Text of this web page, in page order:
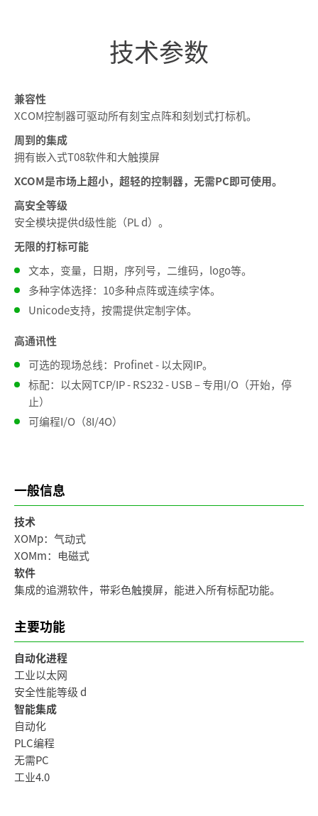
技术参数
兼容性
XCOM控制器可驱动所有刻宝点阵和刻划式打标机。
周到的集成
拥有嵌入式T08软件和大触摸屏
XCOM是市场上超小，超轻的控制器，无需PC即可使用。
高安全等级
安全模块提供d级性能（PL d）。
无限的打标可能
文本，变量，日期，序列号，二维码，logo等。
多种字体选择：10多种点阵或连续字体。
Unicode支持，按需提供定制字体。
高通讯性
可选的现场总线：Profinet - 以太网IP。
标配：以太网TCP/IP - RS232 - USB – 专用I/O（开始，停
止）
可编程I/O（8I/4O）
一般信息
技术
XOMp：气动式
XOMm：电磁式
软件
集成的追溯软件，带彩色触摸屏，能进入所有标配功能。
主要功能
自动化进程
工业以太网
安全性能等级 d
智能集成
自动化
PLC编程
无需PC
工业4.0